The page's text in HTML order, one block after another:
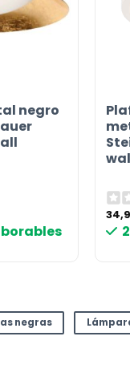
negro
negras